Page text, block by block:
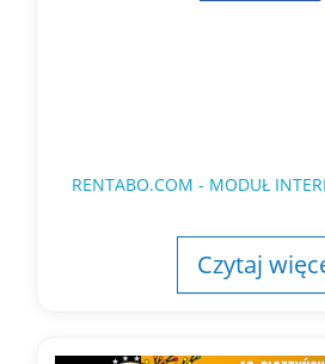
RENTABO.COM - MODUŁ
Czytaj